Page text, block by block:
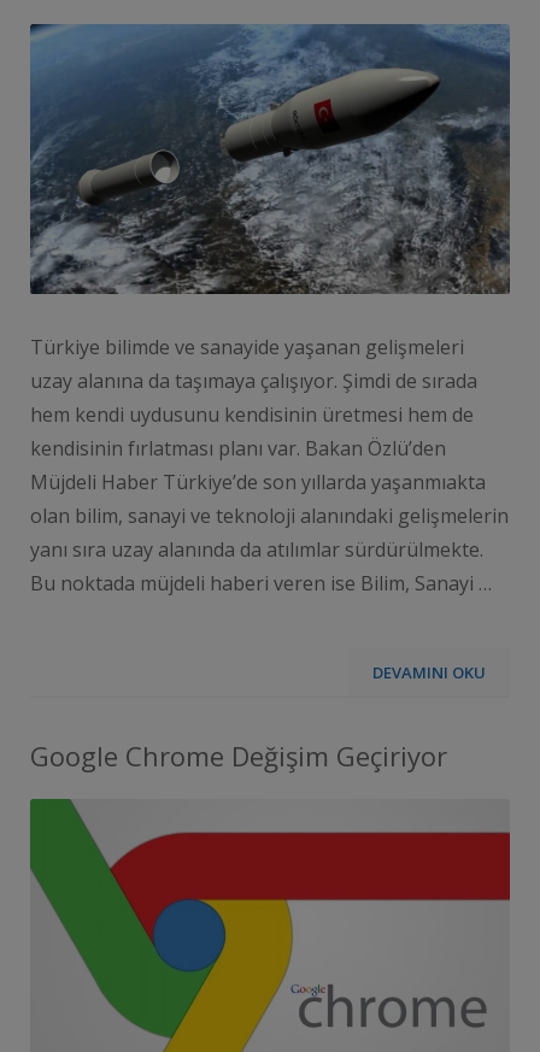
Türkiye bilimde ve sanayide yaşanan gelişmeleri
uzay alanına da taşımaya çalışıyor. Şimdi de sırada
hem kendi uydusunu kendisinin üretmesi hem de
kendisinin fırlatması planı var. Bakan Özlü’den
Müjdeli Haber Türkiye’de son yıllarda yaşanmıakta
olan bilim, sanayi ve teknoloji alanındaki gelişmelerin
yanı sıra uzay alanında da atılımlar sürdürülmekte.
Bu noktada müjdeli haberi veren ise Bilim, Sanayi …
DEVAMINI OKU
Google Chrome Değişim Geçiriyor